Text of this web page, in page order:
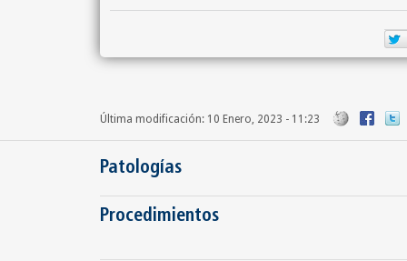
Última modificación: 10 Enero, 2023 - 11:23
Patologías
Procedimientos